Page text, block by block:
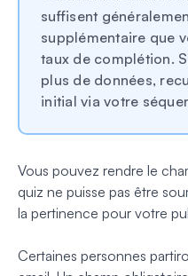
suffisent
supplémentaire que
taux de complétion.
plus de données,
initial via votre
Vous pouvez rendre le
quiz ne puisse pas être
la pertinence pour votre
Certaines personnes